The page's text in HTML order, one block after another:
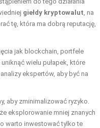
giełdy kryptowalut , na
tę, która ma dobrą reputację,
jak blockchain, portfele
wielu pułapek, które
ekspertów, aby być na
aby zminimalizować ryzyko.
eksplorowanie mniej znanych
warto inwestować tylko te